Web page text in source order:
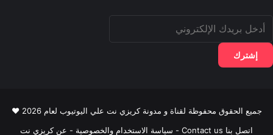
أدخل
بريدك
الإلكتروني
جميع الحقوق محفوظة لقناة و مدونة كريزي نت علي اليوتيوب لعام 2026 ♥
اتصل بنا Contact us
- سياسة الاستخدام والخصوصية - عن كريزي نت